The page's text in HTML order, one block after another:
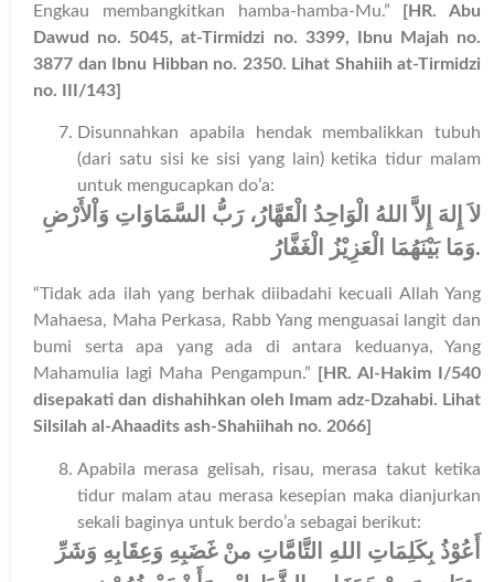
Engkau membangkitkan hamba-hamba-Mu.”
[HR. Abu
Dawud no. 5045, at-Tirmidzi no. 3399, Ibnu Majah no.
3877 dan Ibnu Hibban no. 2350. Lihat Shahiih at-Tirmidzi
no. III/143]
Disunnahkan apabila hendak membalikkan tubuh
(dari satu sisi ke sisi yang lain) ketika tidur malam
untuk mengucapkan do’a:
لاَ إِلهَ إِلاَّ اللهُ الْوَاحِدُ الْقَهَّارُ، رَبُّ السَّمَاوَاتِ وَاْلأَرْضِ
وَمَا بَيْنَهُمَا الْعَزِيْزُ الْغَفَّارُ.
“Tidak ada ilah yang berhak diibadahi kecuali Allah Yang
Mahaesa, Maha Perkasa, Rabb Yang menguasai langit dan
bumi serta apa yang ada di antara keduanya, Yang
Mahamulia lagi Maha Pengampun.”
[HR. Al-Hakim I/540
disepakati dan dishahihkan oleh Imam adz-Dzahabi. Lihat
Silsilah al-Ahaadits ash-Shahiihah no. 2066]
Apabila merasa gelisah, risau, merasa takut ketika
tidur malam atau merasa kesepian maka dianjurkan
sekali baginya untuk berdo’a sebagai berikut:
أَعُوْذُ بِكَلِمَاتِ اللهِ التَّامَّاتِ منْ غَضَبِهِ وَعِقَابِهِ وَشَرِّ